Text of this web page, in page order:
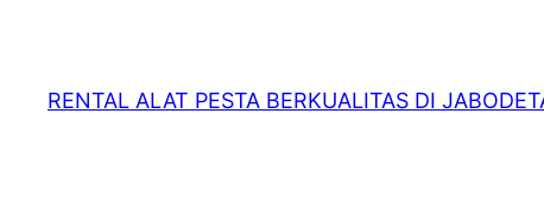
RENTAL ALAT PESTA BERKUALITAS DI